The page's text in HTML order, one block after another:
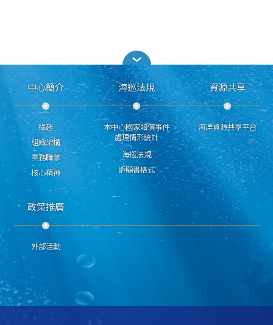
中心簡介
緣起
組織架構
業務職掌
核心精神
海巡法規
本中心國家賠償事件
處理情形統計
海巡法規
訴願書格式
資源共享
海洋資源共享平台
政策推廣
外部活動